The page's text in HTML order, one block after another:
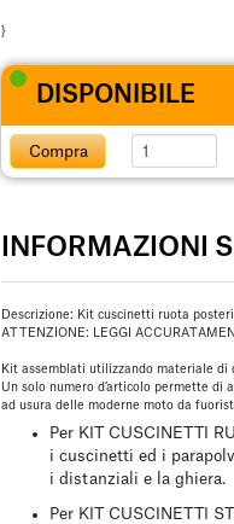
}
DISPONIBILE
Compra
INFORMAZIONI
Descrizione: Kit cuscinetti ruota
ATTENZIONE: LEGGI
Kit assemblati utilizzando materiale di
Un solo numero d’articolo permette di
ad usura delle moderne moto da
Per KIT CUSCINETTI
i cuscinetti ed i
i distanziali e la ghiera.
Per KIT CUSCINETTI